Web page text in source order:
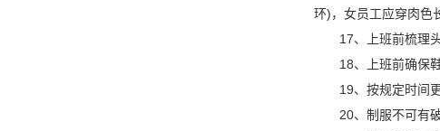
环)，女员工应穿肉色
17、上班前梳理头
18、上班前确保鞋
19、按规定时间更
20、制服不可有破